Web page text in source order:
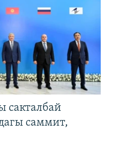
сакталбай
саммит,